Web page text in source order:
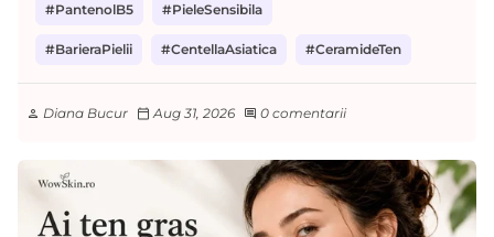
#BarieraPielii #CentellaAsiatica #CeramideTen
#PantenolB5 #PieleSensibila
person Diana Bucur calendar_today Aug 31, 2026 comment 0 comentarii